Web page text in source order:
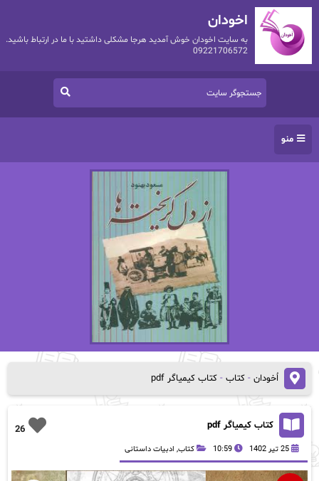
اخودان
به سایت اخودان خوش آمدید هرجا مشکلی داشتید با ما در ارتباط باشید.
09221706572
منو
اُخودان- کتاب- کتاب کیمیاگر pdf
26 کتاب کیمیاگر pdf
25 تیر 1402 10:59 کتاب, ادبیات داستانی